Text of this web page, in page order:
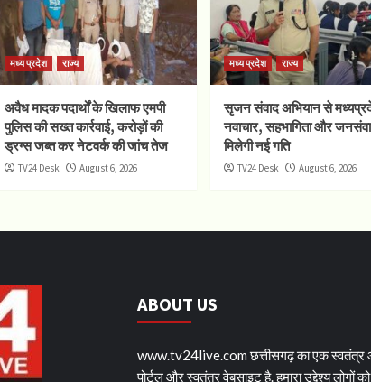
मध्य प्रदेश राज्य
अवैध मादक पदार्थों के खिलाफ एमपी
पुलिस की सख्त कार्रवाई, करोड़ों की
ड्रग्स जब्त कर नेटवर्क की जांच तेज
TV24 Desk August 6, 2026
मध्य प्रदेश राज्य
सृजन संवाद अभियान से
नवाचार, सहभागिता और
मिलेगी नई गति
TV24 Desk August 6, 2026
ABOUT US
www.tv24live.com छत्तीसगढ़ का एक स्वतंत्र
पोर्टल और स्वतंत्र वेबसाइट है. हमारा उद्देश्य लोगों